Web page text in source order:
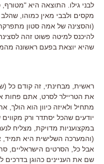
לבני גילו. התוצאה היא
מקסים ולבבי מאין כמוהו,
(והסצינה של אמה סטון מתפרקת
להיכנס למיטה פשוט זהה
שהיא יוצאת בפעם ראשונה
ראשית, מבחינתי, זה קודם כל
את הטריילר לסרט, אתם פחות
מתחיל ולאיזה כיוון הוא הולך,
יודעים שהכל יסתדר ורק
במקצועניות מדויקת, מצליח
(והמערכה השלישית היא תמיד,
אבל כל, הסרטים הישראליים,
שם את העניינים כהוגן בדרכים